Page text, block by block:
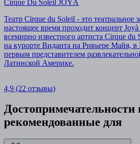
Cirque Du Soleil JOYÀ
Театр Cirque du Soleil - это театральное
настоящее время проходит концерт
всемирно известного артиста Cirque
на курорте Виданта на Ривьере Майя, в
первым представителем
Латинской Америке.
4,9 (22 отзывы)
Достопримечательности
рекомендованные для